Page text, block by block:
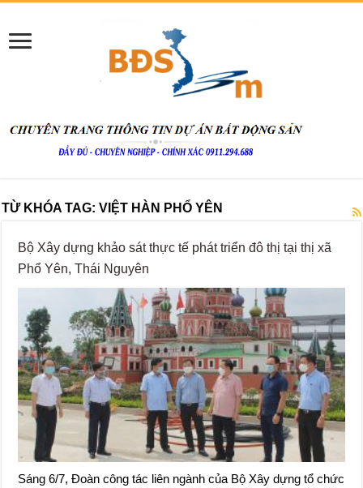
TỪ KHÓA TAG:VIỆT HÀN PHỔ YÊN
Bộ Xây dựng khảo sát thực tế phát triển đô thị tại thị xã
Phổ Yên, Thái Nguyên
Sáng 6/7, Đoàn công tác liên ngành của Bộ Xây dựng tổ chức